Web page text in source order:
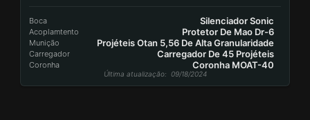
Boca Silenciador Sonic
Acoplamtento Protetor De Mao Dr-6
Munição Projéteis Otan 5,56 De Alta Granularidade
Carregador Carregador De 45 Projéteis
Coronha Coronha MOAT-40
Última atualização: 09/18/2024